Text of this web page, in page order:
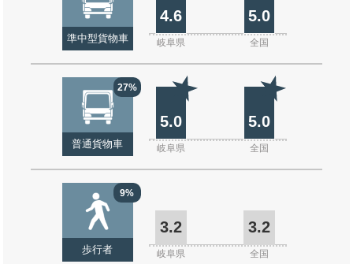
準中型貨物車
4.6 5.0
岐阜県 全国
27%
普通貨物車
5.0 5.0
岐阜県 全国
9%
歩行者
3.2 3.2
岐阜県 全国